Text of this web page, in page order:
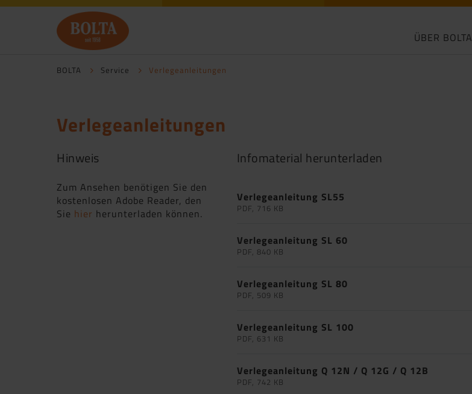
ÜBER BOLTA
BOLTA Service Verlegeanleitungen
Verlegeanleitungen
Hinweis
Zum Ansehen benötigen Sie den
kostenlosen Adobe Reader, den
Sie hier herunterladen können.
Infomaterial herunterladen
Verlegeanleitung SL55
PDF, 716 KB
Verlegeanleitung SL 60
PDF, 840 KB
Verlegeanleitung SL 80
PDF, 509 KB
Verlegeanleitung SL 100
PDF, 631 KB
Verlegeanleitung Q 12N / Q 12G / Q 12B
PDF, 742 KB